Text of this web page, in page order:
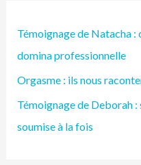
e
r
c
h
e
Témoignage de Natacha :
domina professionnelle
Orgasme : ils nous
Témoignage de Deborah
soumise à la fois